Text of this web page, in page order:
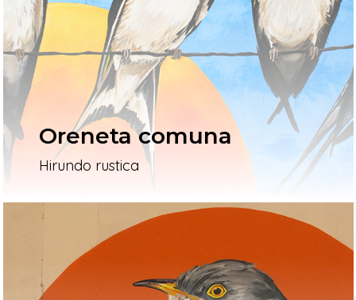
Oreneta comuna
Hirundo rustica
L’artista
El Procés
Ivars D’Urgell
Vallverd
Pg. Felip Rodés, 11, 25260